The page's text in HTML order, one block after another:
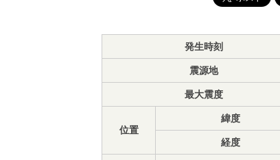
発生時刻
震源地
最大震度
位置
緯度
経度